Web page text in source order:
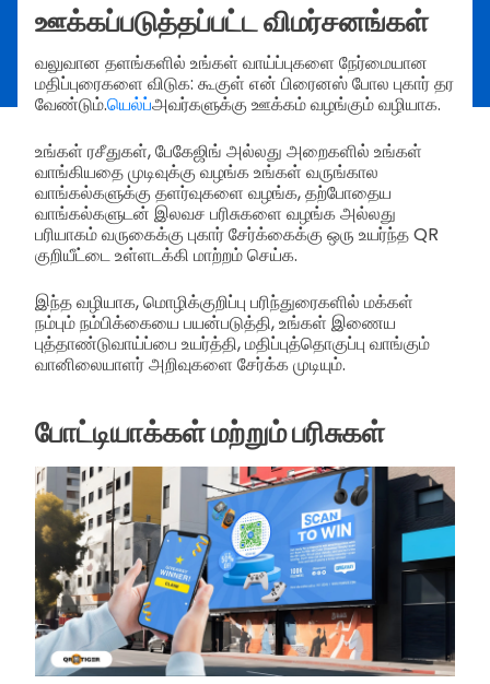
ஊக்கப்படுத்தப்பட்ட விமர்சனங்கள்
வலுவான தளங்களில் உங்கள் வாய்ப்புகளை நேர்மையான
மதிப்புரைகளை விடுக: கூகுள் என் பிரைனஸ் போல புகார் தர
வேண்டும்.யெல்ப்அவர்களுக்கு ஊக்கம் வழங்கும் வழியாக.
உங்கள் ரசீதுகள், பேகேஜிங் அல்லது அறைகளில் உங்கள்
வாங்கியதை முடிவுக்கு வழங்க உங்கள் வருங்கால
வாங்கல்களுக்கு தளர்வுகளை வழங்க, தற்போதைய
வாங்கல்களுடன் இலவச பரிசுகளை வழங்க அல்லது
பரியாகம் வருகைக்கு புகார் சேர்க்கைக்கு ஒரு உயர்ந்த QR
குறியீட்டை உள்ளடக்கி மாற்றம் செய்க.
இந்த வழியாக, மொழிக்குறிப்பு பரிந்துரைகளில் மக்கள்
நம்பும் நம்பிக்கையை பயன்படுத்தி, உங்கள் இணைய
புத்தாண்டுவாய்ப்பை உயர்த்தி, மதிப்புத்தொகுப்பு வாங்கும்
வானிலையாளர் அறிவுகளை சேர்க்க முடியும்.
போட்டியாக்கள் மற்றும் பரிசுகள்